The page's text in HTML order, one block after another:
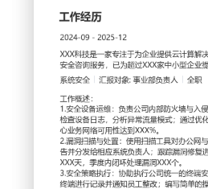
求职状态: 离职-随时到岗
工作经历
2024-09
XXX科技是一家专注于为企业
业务包括云服务器租赁、企业
IT基础设施支持，与多家区域